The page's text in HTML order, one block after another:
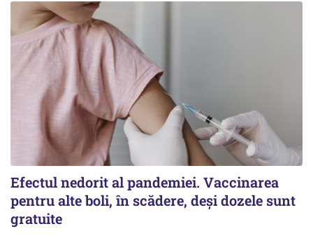
Efectul nedorit al pandemiei. Vaccinarea
pentru alte boli, în scădere, deşi dozele sunt
gratuite